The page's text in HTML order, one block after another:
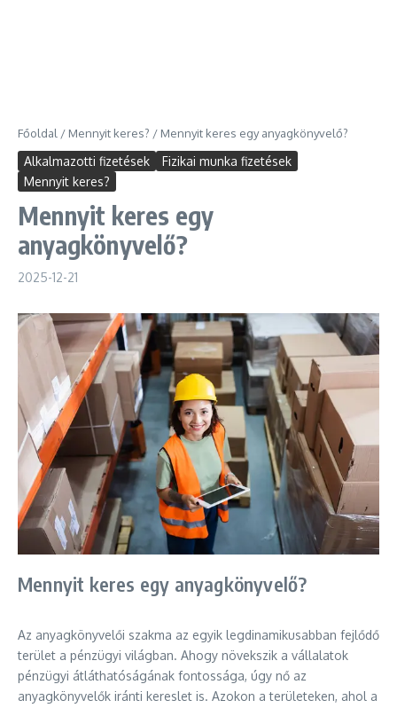
Főoldal / Mennyit keres? / Mennyit keres egy anyagkönyvelő?
Alkalmazotti fizetések
Fizikai munka fizetések
Mennyit keres?
Mennyit keres egy
anyagkönyvelő?
2025-12-21
Mennyit keres egy anyagkönyvelő?
Az anyagkönyvelői szakma az egyik legdinamikusabban fejlődő
terület a pénzügyi világban. Ahogy növekszik a vállalatok
pénzügyi átláthatóságának fontossága, úgy nő az
anyagkönyvelők iránti kereslet is. Azokon a területeken, ahol a